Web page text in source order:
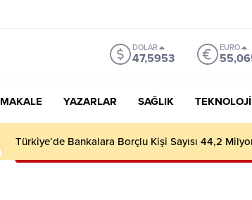
DOLAR
47,5953
EURO
MAKALE YAZARLAR SAĞLIK TEKNOLOJI
Beş Kişilik İtalyan Aile Kelime-i Şehadet Getirerek